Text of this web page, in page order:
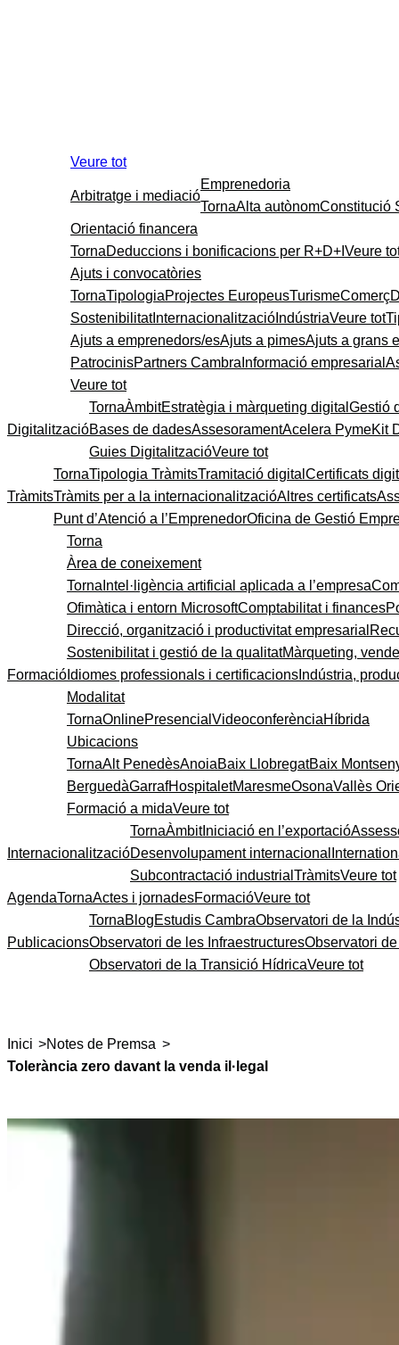
Veure tot
Arbitratge i mediació
Emprenedoria
TornaAlta autònomConstitució
Orientació financera
TornaDeduccions i bonificacions per R+D+I Veure
Ajuts i convocatòries
TornaTipologiaProjectes EuropeusTurismeComerç
SostenibilitatInternacionalització IndústriaVeure tot
Ajuts a emprenedors/esAjuts a pimesAjuts a grans
PatrocinisPartners Cambra Informació empresarial
Veure tot
Digitalització
TornaÀmbitEstratègia i màrqueting digital Gestió
Bases de dadesAssesoramentAcelera PymeKit
Guies DigitalitzacióVeure tot
Tràmits
TornaTipologia TràmitsTramitació digital Certificats
Tràmits per a la internacionalitzacióAltres certificats
Punt d’Atenció a l’EmprenedorOficina de Gestió
Formació
Torna
Àrea de coneixement
Torna Intel·ligència artificial aplicada a l’empresa
Ofimàtica i entorn MicrosoftComptabilitat i finances
Direcció, organització i productivitat empresarial
Sostenibilitat i gestió de la qualitatMàrqueting,
Idiomes professionals i certificacions Indústria,
Modalitat
TornaOnlinePresencial VideoconferènciaHíbrida
Ubicacions
TornaAlt PenedèsAnoiaBaix LlobregatBaix
BerguedàGarrafHospitaletMaresmeOsonaVallès
Formació a midaVeure tot
Internacionalització
TornaÀmbitIniciació en l’exportació
Desenvolupament internacional
Subcontractació industrial TràmitsVeure tot
AgendaTornaActes i jornadesFormacióVeure tot
Publicacions
TornaBlogEstudis CambraObservatori de la
Observatori de les InfraestructuresObservatori
Observatori de la Transició HídricaVeure tot
Inici >Notes de Premsa >
Tolerància zero davant la venda il·legal